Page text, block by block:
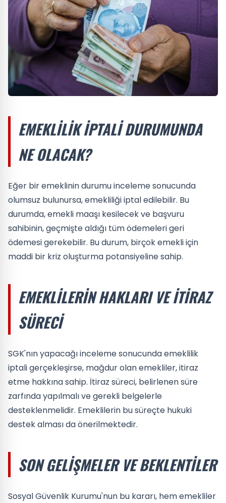
EMEKLILIK İPTALI DURUMUNDA
NE OLACAK?
Eğer bir emeklinin durumu inceleme sonucunda
olumsuz bulunursa, emekliliği iptal edilebilir. Bu
durumda, emekli maaşı kesilecek ve başvuru
sahibinin, geçmişte aldığı tüm ödemeleri geri
ödemesi gerekebilir. Bu durum, birçok emekli için
maddi bir kriz oluşturma potansiyeline sahip.
EMEKLILERIN HAKLARI VE İTIRAZ
SÜRECI
SGK'nın yapacağı inceleme sonucunda emeklilik
iptali gerçekleşirse, mağdur olan emekliler, itiraz
etme hakkına sahip. İtiraz süreci, belirlenen süre
zarfında yapılmalı ve gerekli belgelerle
desteklenmelidir. Emeklilerin bu süreçte hukuki
destek alması da önerilmektedir.
SON GELIŞMELER VE BEKLENTILER
Sosyal Güvenlik Kurumu'nun bu kararı, hem emekliler